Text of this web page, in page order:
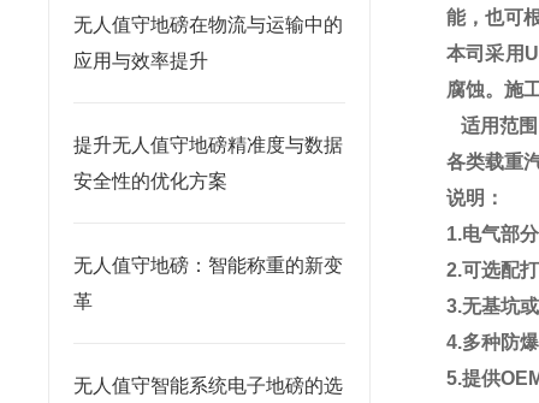
无人值守地磅在物流与运输中的
应用与效率提升
提升无人值守地磅精准度与数据
安全性的优化方案
无人值守地磅：智能称重的新变
革
无人值守智能系统电子地磅的选
能，也可
本司采用 U
腐蚀。施
适用范围
各类载重
说明：
1.电气部
2.可选配
3.无基坑
4.多种防
5.提供